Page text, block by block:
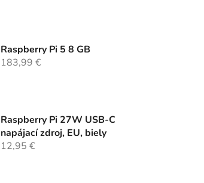
Raspberry Pi 5 8 GB
183,99 €
Raspberry Pi 27W USB-C
napájací zdroj, EU, biely
12,95 €